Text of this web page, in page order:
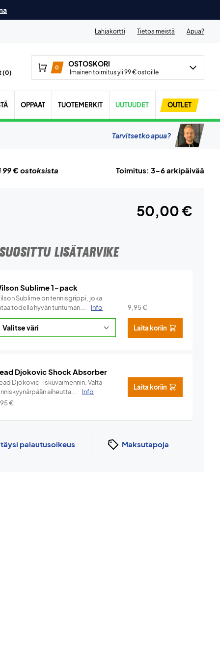
Lahjakortti Tietoa meistä Apua?
(0)
0 OSTOSKORI
Ilmainen toimitus yli 99 € ostoille
OPPAAT TUOTEMERKIT UUTUUDET OUTLET
Tarvitsetko apua?
99 € ostoksista Toimitus: 3-6 arkipäivää
50,00 €
SUOSITTU LISÄTARVIKE
Sublime 1-pack
Sublime on tennisgrippi, joka
todella hyvän tuntuman...
Info 9,95€
Laita koriin
Djokovic Shock Absorber
Djokovic -iskuvaimennin. Vältä
aiheutta...
Info
€
Laita koriin
täysi palautusoikeus Maksutapoja